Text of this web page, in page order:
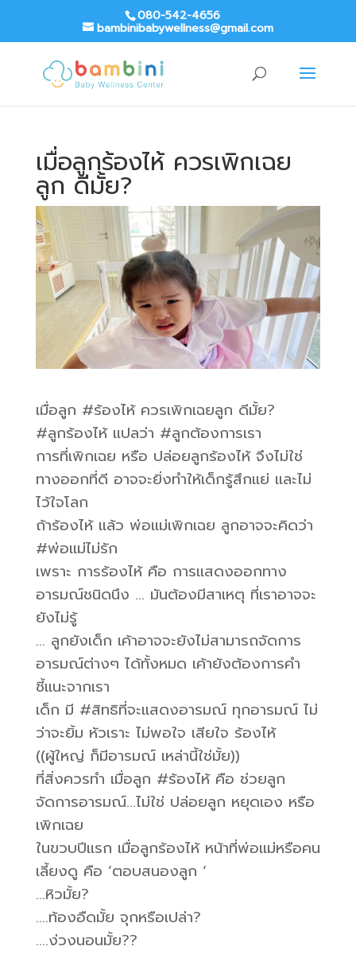
080-542-4656
bambinibabywellness@gmail.com
เมื่อลูกร้องไห้ ควรเพิกเฉย
ลูก ดีมั้ย?
เมื่อลูก #ร้องไห้ ควรเพิกเฉยลูก ดีมั้ย?
#ลูกร้องไห้ แปลว่า #ลูกต้องการเรา
การที่เพิกเฉย หรือ ปล่อยลูกร้องไห้ จึงไม่ใช่
ทางออกที่ดี อาจจะยิ่งทำให้เด็กรู้สึกแย่ และไม่
ไว้ใจโลก
ถ้าร้องไห้ แล้ว พ่อแม่เพิกเฉย ลูกอาจจะคิดว่า
#พ่อแม่ไม่รัก
เพราะ การร้องไห้ คือ การแสดงออกทาง
อารมณ์ชนิดนึง … มันต้องมีสาเหตุ ที่เราอาจจะ
ยังไม่รู้
… ลูกยังเด็ก เค้าอาจจะยังไม่สามารถจัดการ
อารมณ์ต่างๆ ได้ทั้งหมด เค้ายังต้องการคำ
ชี้แนะจากเรา
เด็ก มี #สิทธิที่จะแสดงอารมณ์ ทุกอารมณ์ ไม่
ว่าจะยิ้ม หัวเราะ ไม่พอใจ เสียใจ ร้องไห้
((ผู้ใหญ่ ก็มีอารมณ์ เหล่านี้ใช่มั้ย))
ที่สิ่งควรทำ เมื่อลูก #ร้องไห้ คือ ช่วยลูก
จัดการอารมณ์…ไม่ใช่ ปล่อยลูก หยุดเอง หรือ
เพิกเฉย
ในขวบปีแรก เมื่อลูกร้องไห้ หน้าที่พ่อแม่หรือคน
เลี้ยงดู คือ ‘ตอบสนองลูก ‘
…หิวมั้ย?
….ท้องอืดมั้ย จุกหรือเปล่า?
….ง่วงนอนมั้ย??